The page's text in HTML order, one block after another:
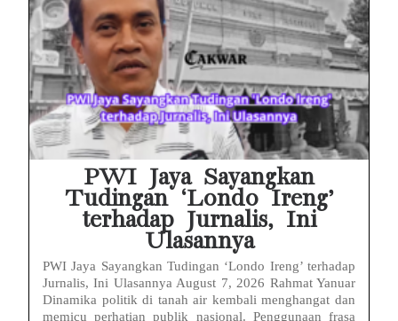
PWI Jaya Sayangkan
Tudingan ‘Londo Ireng’
terhadap Jurnalis, Ini
Ulasannya
PWI Jaya Sayangkan Tudingan ‘Londo Ireng’ terhadap
Jurnalis, Ini Ulasannya August 7, 2026 Rahmat Yanuar
Dinamika politik di tanah air kembali menghangat dan
memicu perhatian publik nasional. Penggunaan frasa